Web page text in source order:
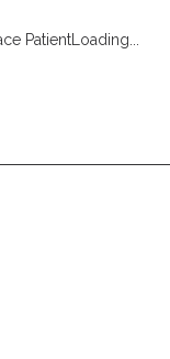
PatientLoading...